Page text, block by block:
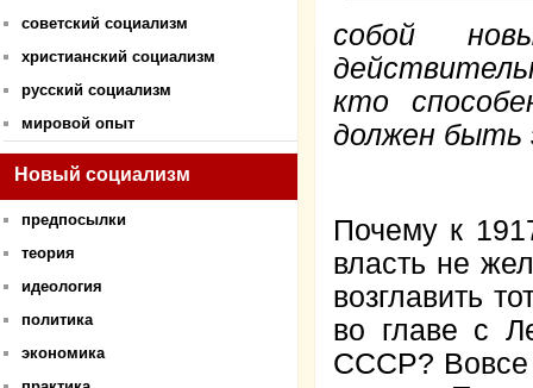
советский социализм
христианский социализм
русский социализм
мировой опыт
Новый социализм
предпосылки
теория
идеология
политика
экономика
собой
кто
должен быть
Почему к
власть не
возглавить
во главе с
СССР? Вовсе